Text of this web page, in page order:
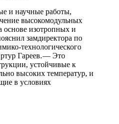
и научные работы,
высокомодульных
основе изотропных и
замдиректора по
­технологического
Гареев. — ​Это
устойчивые к
высоких температур, и
в условиях